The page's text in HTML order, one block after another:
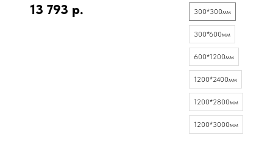
13 793 р.
300*300мм
300*600мм
600*1200мм
1200*2400мм
1200*2800мм
1200*3000мм